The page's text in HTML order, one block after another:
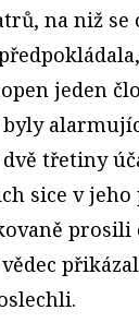
na niž se
jeden
třetiny
sice v
prosili